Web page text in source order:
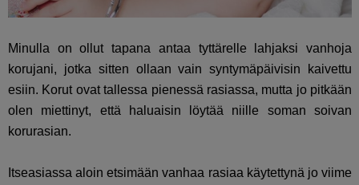
Minulla on ollut tapana antaa tyttärelle lahjaksi vanhoja
korujani, jotka sitten ollaan vain syntymäpäivisin kaivettu
esiin. Korut ovat tallessa pienessä rasiassa, mutta jo pitkään
olen miettinyt, että haluaisin löytää niille soman soivan
korurasian.
Itseasiassa aloin etsimään vanhaa rasiaa käytettynä jo viime